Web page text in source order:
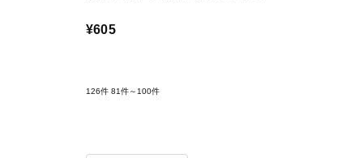
¥605
126件 81件～100件